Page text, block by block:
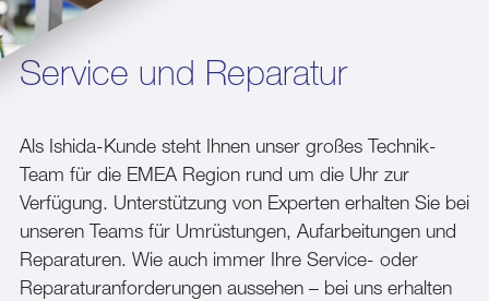
Service und Reparatur
Als Ishida-Kunde steht Ihnen unser großes Technik-
Team für die EMEA Region rund um die Uhr zur
Verfügung. Unterstützung von Experten erhalten Sie bei
unseren Teams für Umrüstungen, Aufarbeitungen und
Reparaturen. Wie auch immer Ihre Service- oder
Reparaturanforderungen aussehen – bei uns erhalten